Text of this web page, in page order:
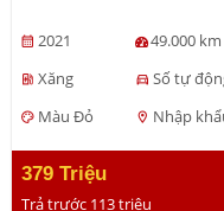
calendar_month 2021 49.000 km
ev_station Xăng directions_car Số tự
palette Màu Đỏ location_on Nhập
379 Triệu
Trả trước 113 triệu